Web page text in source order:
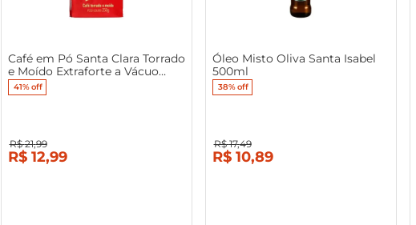
Café em Pó Santa Clara Torrado
e Moído Extraforte a Vácuo
250g
41%off
R$ 21,99
R$ 12,99
Óleo Misto Oliva Santa Isabel
500ml
38%off
R$ 17,49
R$ 10,89